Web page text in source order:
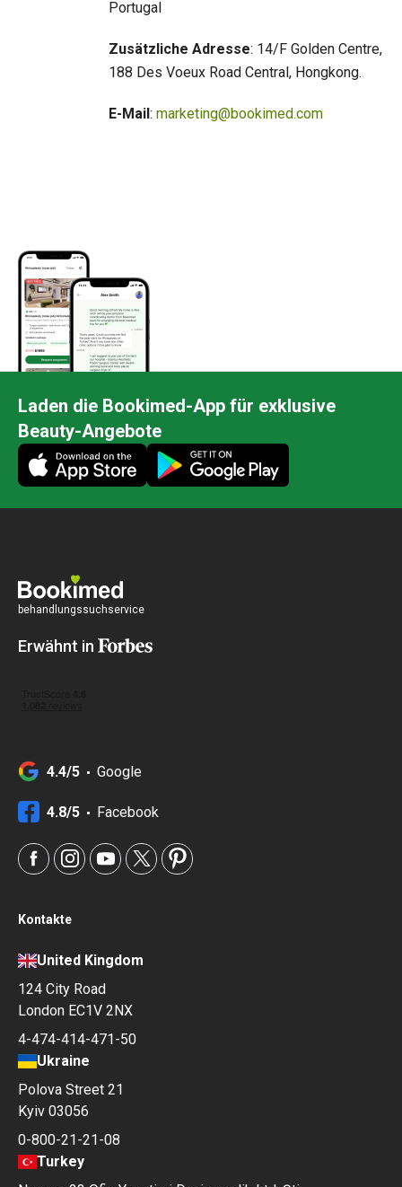
Portugal
Zusätzliche Adresse: 14/F Golden Centre,
188 Des Voeux Road Central, Hongkong.
E-Mail: marketing@bookimed.com
Laden die Bookimed-App für exklusive
Beauty-Angebote
behandlungssuchservice
Erwähnt in
4.4/5 Google
4.8/5 Facebook
Kontakte
United Kingdom
124 City Road
London EC1V 2NX
4-474-414-471-50
Ukraine
Polova Street 21
Kyiv 03056
0-800-21-21-08
Turkey